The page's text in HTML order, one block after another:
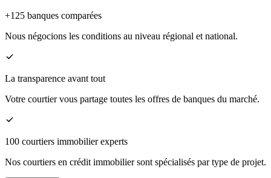
+125 banques comparées
Nous négocions les conditions au niveau régional et national.
La transparence avant tout
Votre courtier vous partage toutes les offres de banques du marché.
100 courtiers immobilier experts
Nos courtiers en crédit immobilier sont spécialisés par type de projet.